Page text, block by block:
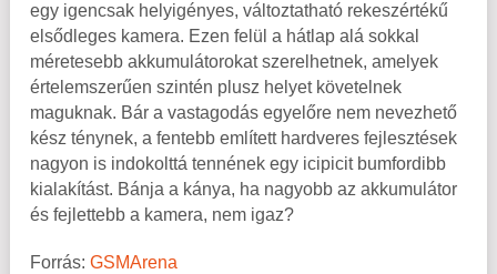
egy igencsak helyigényes, változtatható rekeszértékű
elsődleges kamera. Ezen felül a hátlap alá sokkal
méretesebb akkumulátorokat szerelhetnek, amelyek
értelemszerűen szintén plusz helyet követelnek
maguknak. Bár a vastagodás egyelőre nem nevezhető
kész ténynek, a fentebb említett hardveres fejlesztések
nagyon is indokolttá tennének egy icipicit bumfordibb
kialakítást. Bánja a kánya, ha nagyobb az akkumulátor
és fejlettebb a kamera, nem igaz?
Forrás: GSMArena